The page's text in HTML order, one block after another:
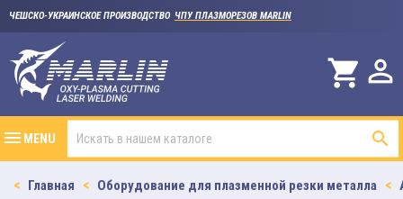
ЧЕШСКО-УКРАИНСКОЕ ПРОИЗВОДСТВО ЧПУ ПЛАЗМОРЕЗОВ MARLIN

shopping_cart
MENU 
Главная Оборудование для плазменной резки металла